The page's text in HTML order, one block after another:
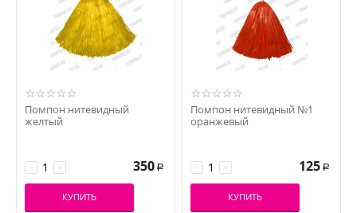
Помпон нитевидный
желтый
+
− 350 Р
КУПИТЬ
Помпон нитевидный №1
оранжевый
+
− 125 Р
КУПИТЬ